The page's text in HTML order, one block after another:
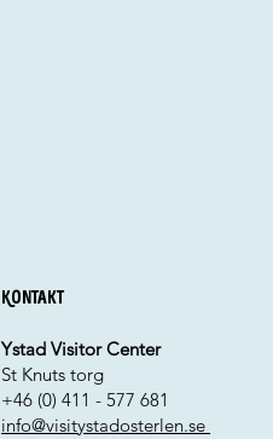
Kontakt
Ystad Visitor Center
St Knuts torg
+46 (0) 411 - 577 681
info@visitystadosterlen.se